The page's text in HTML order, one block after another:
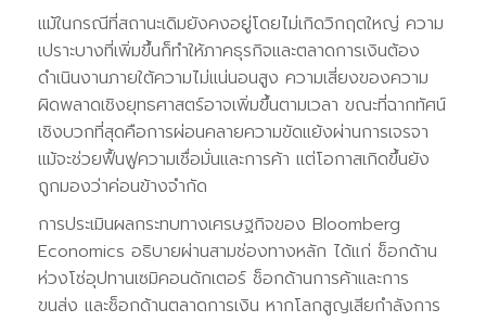
แม้ในกรณีที่สถานะเดิมยังคงอยู่โดยไม่เกิดวิกฤตใหญ่ ความ
เปราะบางที่เพิ่มขึ้นก็ทำให้ภาคธุรกิจและตลาดการเงินต้อง
ดำเนินงานภายใต้ความไม่แน่นอนสูง ความเสี่ยงของความ
ผิดพลาดเชิงยุทธศาสตร์อาจเพิ่มขึ้นตามเวลา ขณะที่ฉากทัศน์
เชิงบวกที่สุดคือการผ่อนคลายความขัดแย้งผ่านการเจรจา
แม้จะช่วยฟื้นฟูความเชื่อมั่นและการค้า แต่โอกาสเกิดขึ้นยัง
ถูกมองว่าค่อนข้างจำกัด
การประเมินผลกระทบทางเศรษฐกิจของ Bloomberg
Economics อธิบายผ่านสามช่องทางหลัก ได้แก่ ช็อกด้าน
ห่วงโซ่อุปทานเซมิคอนดักเตอร์ ช็อกด้านการค้าและการ
ขนส่ง และช็อกด้านตลาดการเงิน หากโลกสูญเสียกำลังการ